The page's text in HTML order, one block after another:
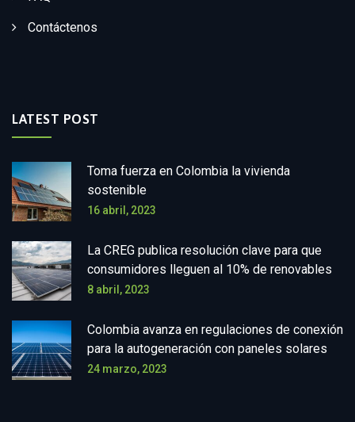
Contáctenos
LATEST POST
Toma fuerza en Colombia la vivienda
sostenible
16 abril, 2023
La CREG publica resolución clave para que
consumidores lleguen al 10% de renovables
8 abril, 2023
Colombia avanza en regulaciones de conexión
para la autogeneración con paneles solares
24 marzo, 2023